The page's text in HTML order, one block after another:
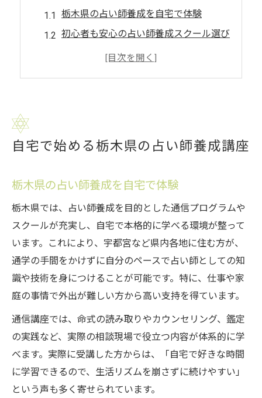
栃木県の占い師養成を自宅で体験
初心者も安心の占い師養成スクール選び
スクール通信講座で広がる学びの可能性
栃木県発の占い師プログラムの特徴
忙しい人にも最適な通信型プログラム
占い師養成で叶う自由な学び方
生活に合わせた通信型スクールの選び方
通信講座選びで重視したいポイント
占い師養成の通信型はどう選ぶべきか
生活リズムに合わせるスクールの工夫
スクール選択で後悔しないために
栃木県発！占い師養成の新しい学び
栃木県の占い師養成が注目される理由
通信とスクール併用の学び方が話題
自宅で始める栃木県の占い師養成講座
栃木県の占い師養成を自宅で体験
栃木県では、占い師養成を目的とした通信プログラムや
スクールが充実し、自宅で本格的に学べる環境が整って
います。これにより、宇都宮など県内各地に住む方が、
通学の手間をかけずに自分のペースで占い師としての知
識や技術を身につけることが可能です。特に、仕事や家
庭の事情で外出が難しい方から高い支持を得ています。
通信講座では、命式の読み取りやカウンセリング、鑑定
の実践など、実際の相談現場で役立つ内容が体系的に学
べます。実際に受講した方からは、「自宅で好きな時間
に学習できるので、生活リズムを崩さずに続けやすい」
という声も多く寄せられています。